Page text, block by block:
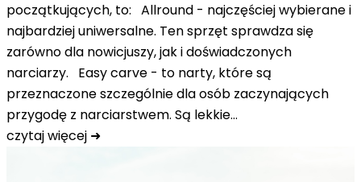
początkujących, to: Allround - najczęściej wybierane i
najbardziej uniwersalne. Ten sprzęt sprawdza się
zarówno dla nowicjuszy, jak i doświadczonych
narciarzy. Easy carve - to narty, które są
przeznaczone szczególnie dla osób zaczynających
przygodę z narciarstwem. Są lekkie…
czytaj więcej ➜